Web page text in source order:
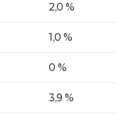
2,0 %
1,0 %
0 %
3,9 %